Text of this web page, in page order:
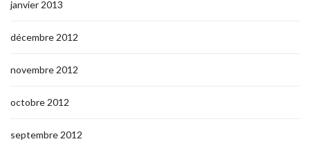
janvier 2013
décembre 2012
novembre 2012
octobre 2012
septembre 2012